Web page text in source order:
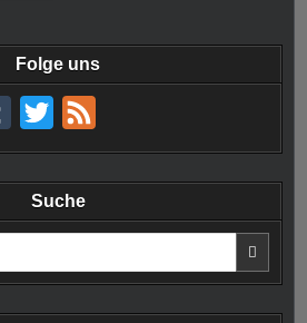
Folge uns
m
r
i
t
e
r
e
Suche